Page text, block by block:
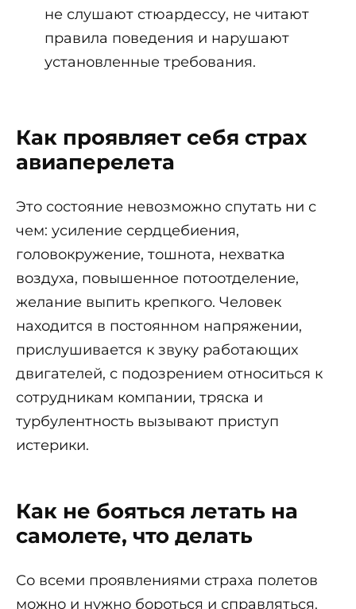
не слушают стюардессу, не читают
правила поведения и нарушают
установленные требования.
Как проявляет себя страх
авиаперелета
Это состояние невозможно спутать ни с
чем: усиление сердцебиения,
головокружение, тошнота, нехватка
воздуха, повышенное потоотделение,
желание выпить крепкого. Человек
находится в постоянном напряжении,
прислушивается к звуку работающих
двигателей, с подозрением относиться к
сотрудникам компании, тряска и
турбулентность вызывают приступ
истерики.
Как не бояться летать на
самолете, что делать
Со всеми проявлениями страха полетов
можно и нужно бороться и справляться.